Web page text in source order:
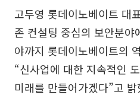
고두영 롯데이노베이트 대
존 컨설팅 중심의 보안분야
야까지 롯데이노베이트의
“신사업에 대한 지속적인
미래를 만들어가겠다”고 밝